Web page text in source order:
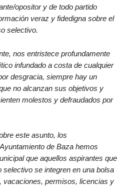
opositor y de todo partido
veraz y fidedigna sobre el
selectivo.
nos entristece profundamente
infundado a costa de cualquier
desgracia, siempre hay un
no alcanzan sus objetivos y
molestos y defraudados por
este asunto, los
de Baza hemos
que aquellos aspirantes que
se integren en una bolsa
vacaciones, permisos, licencias y